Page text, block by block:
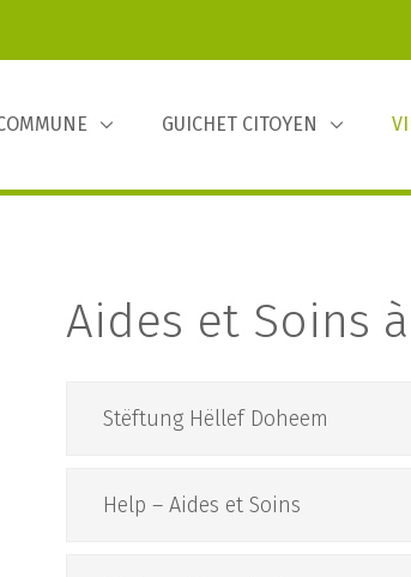
GUICHET CITOYEN
Aides et Soins
Stëftung Hëllef Doheem
Help – Aides et Soins